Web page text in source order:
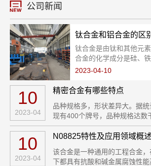
公司新闻
钛合金和铝合金的区
钛合金是由钛和其他元
合金的化学成分是硅、
锌、铬、钛和铝，其中
元素的合金，是轻金属材
成的合金。
2023-04-10
10
2023-04
精密合金有哪些特点
品种规格多，形状差异大。据
现有400个牌号，品种规格达数
带、板、棒、丝、管、块状、
生产直径十0.003mm超细丝，
超细粉
10
2023-04
N08825特性及应用领域概述
该合金是一种通用的工程合金
下都具有抗酸和碱金属腐蚀性能